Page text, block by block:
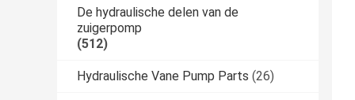
De hydraulische delen van de
zuigerpomp
(512)
Hydraulische Vane Pump Parts (26)